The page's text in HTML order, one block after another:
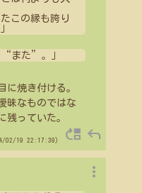
この縁も誇り
“また”。」
に焼き付ける。
昧なものではな
残っていた。
02/19 22:17:39） move_up reply
more_vert